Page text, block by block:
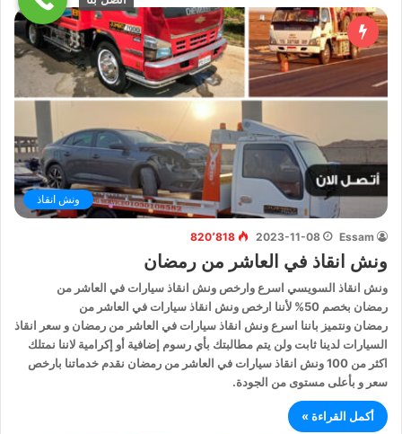
ونش انقاذ
Essam
2023-11-08 820٬818
ونش انقاذ في العاشر من رمضان
ونش انقاذ السويسي اسرع وارخص ونش انقاذ سيارات في العاشر من
رمضان بخصم 50% لأننا ارخص ونش انقاذ سيارات في العاشر من
رمضان ونتميز باننا اسرع ونش انقاذ سيارات في العاشر من رمضان و سعر انقاذ
السيارات لدينا ثابت ولن يتم مطالبتك بأي رسوم إضافية أو إكرامية لاننا نمتلك
اكثر من 100 ونش انقاذ سيارات في العاشر من رمضان نقدم خدماتنا بارخص
سعر و بأعلى مستوى من الجودة.
أكمل القراءة »